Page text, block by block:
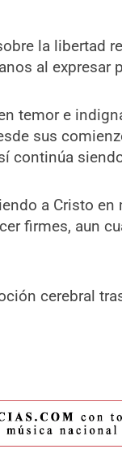
la libertad
al expresar
temor e
sus
continúa
a Cristo
firmes, aun
cerebral